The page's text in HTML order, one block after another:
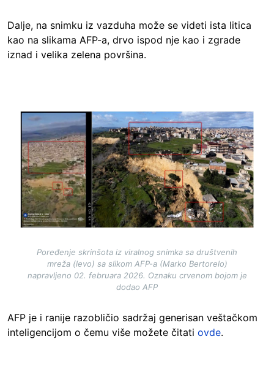
Dalje, na snimku iz vazduha može se videti ista litica
kao na slikama AFP-a, drvo ispod nje kao i zgrade
iznad i velika zelena površina.
Image
Poređenje skrinšota iz viralnog snimka sa društvenih
mreža (levo) sa slikom AFP-a (Marko Bertorelo)
napravljeno 02. februara 2026. Oznaku crvenom bojom je
dodao AFP
AFP je i ranije razobličio sadržaj generisan veštačkom
inteligencijom o čemu više možete čitati ovde.